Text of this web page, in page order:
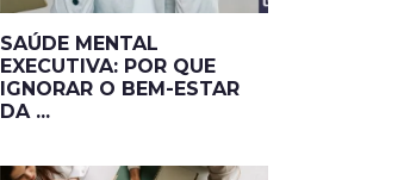
SAÚDE MENTAL
EXECUTIVA: POR QUE
IGNORAR O BEM-ESTAR
DA ...